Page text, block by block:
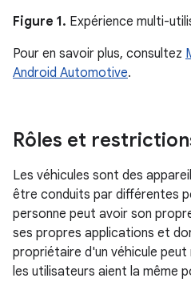
Figure 1. Expérience multi-
Pour en savoir plus, consultez
Android Automotive.
Rôles et
Les véhicules sont des
être conduits par différentes
personne peut avoir son
ses propres applications et
propriétaire d'un véhicule
les utilisateurs aient la même